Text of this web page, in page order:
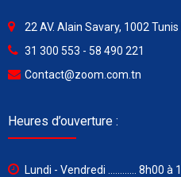
22 AV. Alain Savary, 1002
31 300 553 - 58 490 221
Contact@zoom.com.tn
Heures d’ouverture :
Lundi - Vendredi ............ 8h00 à